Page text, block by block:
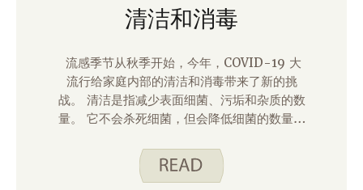
清洁和消毒
流感季节从秋季开始，今年，COVID-19 大
流行给家庭内部的清洁和消毒带来了新的挑
战。 清洁是指减少表面细菌、污垢和杂质的数
量。 它不会杀死细菌，但会降低细菌的数量和
杀死表面上的细菌。 预防 COVID-19 和其他
病毒的最佳做法是先清洁表面，然后使用消毒